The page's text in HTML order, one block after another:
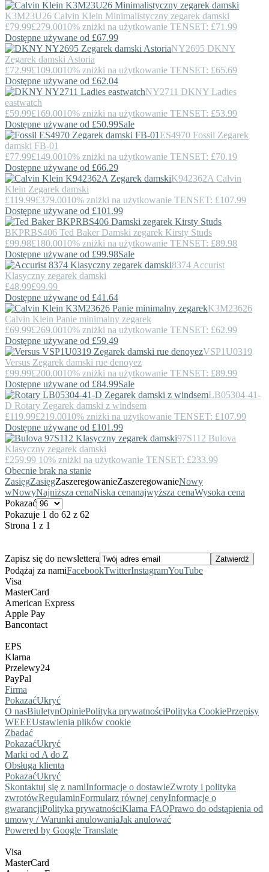
K3M23U26 Calvin Klein Minimalistyczny zegarek damski
£79.99£279.0010% zniżki na użytkowanie TENSET: £71.99
Dostępne używane od £67.99
NY2695 DKNY
Zegarek damski Astoria
£72.99£109.0010% zniżki na użytkowanie TENSET: £65.69
Dostępne używane od £62.04
NY2711 DKNY Ladies
eastwatch
£59.99£169.0010% zniżki na użytkowanie TENSET: £53.99
Dostępne używane od £50.99Sale
ES4970 Fossil Zegarek
damski FB-01
£77.99£149.0010% zniżki na użytkowanie TENSET: £70.19
Dostępne używane od £66.29
K942362A Calvin
Klein Zegarek damski
£119.99£379.0010% zniżki na użytkowanie TENSET: £107.99
Dostępne używane od £101.99
BKPRBS406 Ted Baker Damski zegarek Kirsty Studs
£99.98£180.0010% zniżki na użytkowanie TENSET: £89.98
Dostępne używane od £99.98Sale
8374 Accurist
Klasyczny zegarek damski
£48.99£99.99
Dostępne używane od £41.64
K3M23626
Calvin Klein Panie minimalny zegarek
£69.99£269.0010% zniżki na użytkowanie TENSET: £62.99
Dostępne używane od £59.49
VSP1U0319
Versus Zegarek damski rue denoyez
£99.99£200.0010% zniżki na użytkowanie TENSET: £89.99
Dostępne używane od £84.99Sale
LB05304-41-
D Rotary Zegarek damski z windsem
£119.99£219.0010% zniżki na użytkowanie TENSET: £107.99
Dostępne używane od £101.99
97S112 Bulova
Klasyczny zegarek damski
£259.99 10% zniżki na użytkowanie TENSET: £233.99
Obecnie brak na stanie
ZasięgZasięgZaszeregowanieZaszeregowanieNowy
wNowyNajniższa cenaNiska cenanajwyższa cenaWysoka cena
Pokazać
Pokazuje 1 do 62 z 62
Strona 1 z 1
Zapisz się do newslettera
Podążaj za namiFacebookTwitterInstagramYouTube
Visa
MasterCard
American Express
Apple Pay
Bancontact
EPS
Klarna
Przelewy24
PayPal
Firma
PokazaćUkryć
O nasBiuletynOpiniePolityka prywatnościPolityka CookiePrzepisy
WEEEUstawienia plików cookie
Zbadać
PokazaćUkryć
Marki od A do Z
Obsługa klienta
PokazaćUkryć
Skontaktuj się z namiInformacje o dostawieZwroty i polityka
zwrotówRegulaminFormularz równej cenyInformacje o
gwarancjiPolityka prywatnościKlarna FAQPrawo do odstąpienia od
umowy / Warunki anulowaniaJak anulować
Powered by Google Translate
Visa
MasterCard